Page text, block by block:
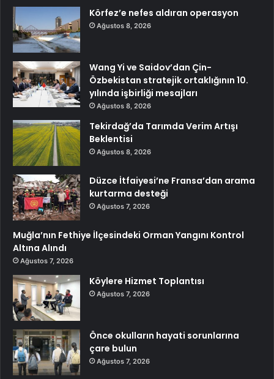
Körfez’e nefes aldıran operasyon
Ağustos 8, 2026
Wang Yi ve Saidov’dan Çin-
Özbekistan stratejik ortaklığının 10.
yılında işbirliği mesajları
Ağustos 8, 2026
Tekirdağ’da Tarımda Verim Artışı
Beklentisi
Ağustos 8, 2026
Düzce İtfaiyesi’ne Fransa’dan arama
kurtarma desteği
Ağustos 7, 2026
Muğla’nın Fethiye İlçesindeki Orman Yangını Kontrol
Altına Alındı
Ağustos 7, 2026
Köylere Hizmet Toplantısı
Ağustos 7, 2026
Önce okulların hayati sorunlarına
çare bulun
Ağustos 7, 2026